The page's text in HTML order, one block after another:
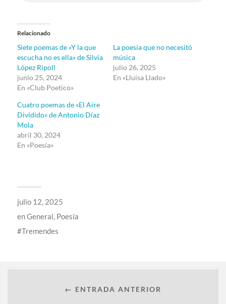
Relacionado
Siete poemas de «Y la que
escucha no es ella» de Silvia
López Ripoll
junio 25, 2024
En «Club Poetico»
La poesía que no necesitó
música
julio 26, 2025
En «Lluisa Llado»
Cuatro poemas de «El Aire
Dividido» de Antonio Díaz
Mola
abril 30, 2024
En «Poesía»
julio 12, 2025
enGeneral, Poesía
Tremendes
← ENTRADA ANTERIOR